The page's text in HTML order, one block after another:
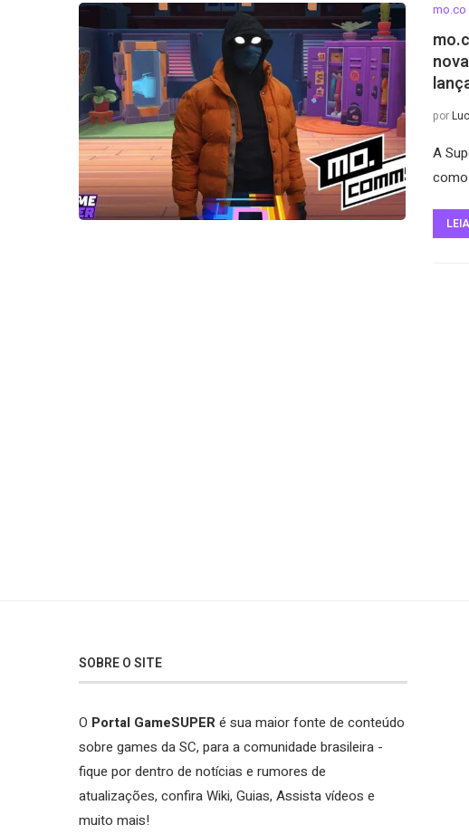
mo.co
por
A
SOBRE O SITE
O Portal GameSUPERé sua maior fonte de conteúdo
sobre games da SC, para a comunidade brasileira -
fique por dentro de notícias e rumores de
atualizações, confira Wiki, Guias, Assista vídeos e
muito mais!